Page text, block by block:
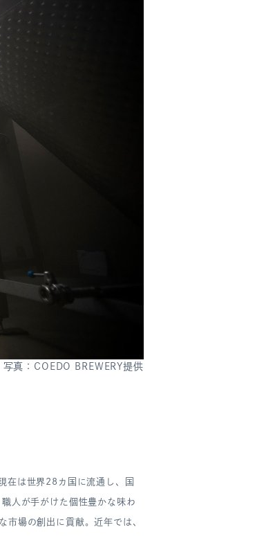
写真：COEDO BREWERY提供
在は世界28カ国に流通し、国
人が手がけた個性豊かな味わ
市場の創出に貢献。近年では、